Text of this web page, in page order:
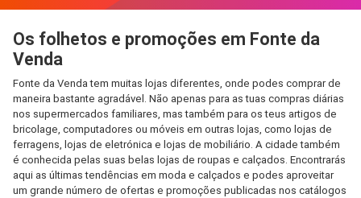
Os folhetos e promoções em Fonte da
Venda
Fonte da Venda tem muitas lojas diferentes, onde podes comprar de
maneira bastante agradável. Não apenas para as tuas compras diárias
nos supermercados familiares, mas também para os teus artigos de
bricolage, computadores ou móveis em outras lojas, como lojas de
ferragens, lojas de eletrónica e lojas de mobiliário. A cidade também
é conhecida pelas suas belas lojas de roupas e calçados. Encontrarás
aqui as últimas tendências em moda e calçados e podes aproveitar
um grande número de ofertas e promoções publicadas nos catálogos